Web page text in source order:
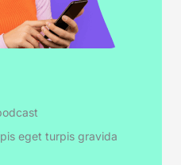
eget turpis gravida